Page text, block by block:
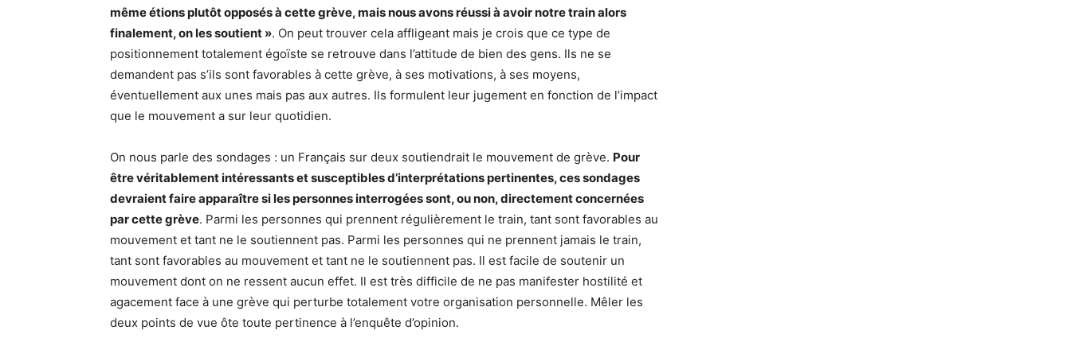
même étions plutôt opposés à cette grève, mais nous avons réussi à avoir notre train alors
finalement, on les soutient ». On peut trouver cela affligeant mais je crois que ce type de
positionnement totalement égoïste se retrouve dans l’attitude de bien des gens. Ils ne se
demandent pas s’ils sont favorables à cette grève, à ses motivations, à ses moyens,
éventuellement aux unes mais pas aux autres. Ils formulent leur jugement en fonction de l’impact
que le mouvement a sur leur quotidien.
On nous parle des sondages : un Français sur deux soutiendrait le mouvement de grève. Pour
être véritablement intéressants et susceptibles d’interprétations pertinentes, ces sondages
devraient faire apparaître si les personnes interrogées sont, ou non, directement concernées
par cette grève. Parmi les personnes qui prennent régulièrement le train, tant sont favorables au
mouvement et tant ne le soutiennent pas. Parmi les personnes qui ne prennent jamais le train,
tant sont favorables au mouvement et tant ne le soutiennent pas. Il est facile de soutenir un
mouvement dont on ne ressent aucun effet. Il est très difficile de ne pas manifester hostilité et
agacement face à une grève qui perturbe totalement votre organisation personnelle. Mêler les
deux points de vue ôte toute pertinence à l’enquête d’opinion.